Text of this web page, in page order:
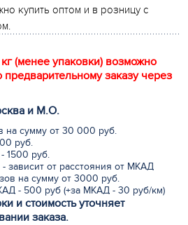
купить оптом и в розницу с
(менее упаковки) возможно
предварительному заказу через
и М.О.
на сумму от 30 000 руб.
руб.
1500 руб.
зависит от расстояния от МКАД
на сумму от 3000 руб.
- 500 руб (+за МКАД - 30 руб/км)
и стоимость уточняет
заказа.